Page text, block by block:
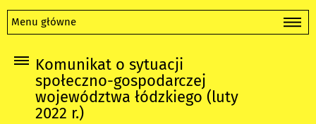
Menu główne
Komunikat o sytuacji
społeczno-gospodarczej
województwa łódzkiego (luty
2022 r.)